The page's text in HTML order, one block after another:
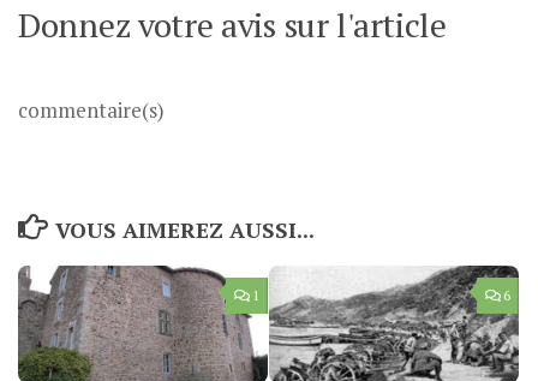
Donnez votre avis sur l'article
commentaire(s)
VOUS AIMEREZ AUSSI...
1 6